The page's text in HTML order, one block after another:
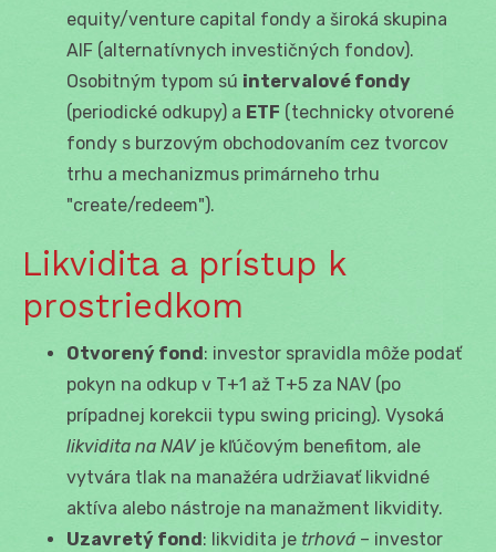
equity/venture capital fondy a široká skupina
AIF (alternatívnych investičných fondov).
Osobitným typom sú intervalové fondy
(periodické odkupy) a ETF (technicky otvorené
fondy s burzovým obchodovaním cez tvorcov
trhu a mechanizmus primárneho trhu
"create/redeem").
Likvidita a prístup k
prostriedkom
Otvorený fond: investor spravidla môže podať
pokyn na odkup v T+1 až T+5 za NAV (po
prípadnej korekcii typu swing pricing). Vysoká
likvidita na NAVje kľúčovým benefitom, ale
vytvára tlak na manažéra udržiavať likvidné
aktíva alebo nástroje na manažment likvidity.
Uzavretý fond: likvidita je trhová – investor